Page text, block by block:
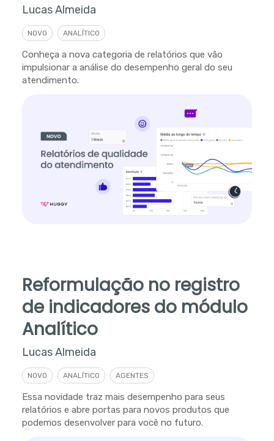
Lucas Almeida
NOVO ANALÍTICO
Conheça a nova categoria de relatórios que vão
impulsionar a análise do desempenho geral do seu
atendimento.
Reformulação no registro
de indicadores do módulo
Analítico
Lucas Almeida
NOVO ANALÍTICO AGENTES
Essa novidade traz mais desempenho para seus
relatórios e abre portas para novos produtos que
podemos desenvolver para você no futuro.